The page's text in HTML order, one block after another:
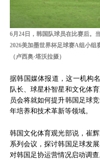
6月24日，韩国队球员在比赛后。
2026美加墨世界杯足球赛A组小组
（卢西奥·塔沃拉摄）
据韩国媒体报道，这一机构
队长、球星朴智星和文化体
员会将就如何提升韩国足球
年培养和技术革新等领域。
韩国文化体育观光部说，崔
系列会议，探讨韩国足球发
对韩国足协运营情况启动调查